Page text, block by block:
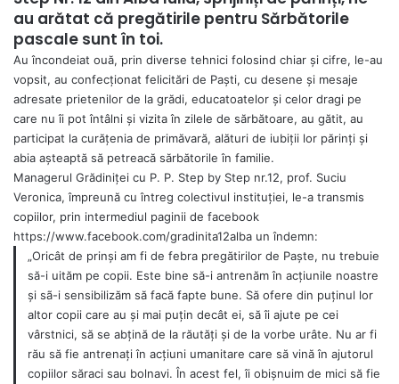
au arătat că pregătirile pentru Sărbătorile
pascale sunt în toi.
Au încondeiat ouă, prin diverse tehnici folosind chiar şi cifre, le-au
vopsit, au confecționat felicitări de Paşti, cu desene şi mesaje
adresate prietenilor de la grădi, educatoatelor şi celor dragi pe
care nu îi pot întâlni şi vizita în zilele de sărbătoare, au gătit, au
participat la curățenia de primăvară, alături de iubiții lor părinți și
abia așteaptă să petreacă sărbătorile în familie.
Managerul Grădiniței cu P. P. Step by Step nr.12, prof. Suciu
Veronica, împreună cu întreg colectivul instituției, le-a transmis
copiilor, prin intermediul paginii de facebook
https://www.facebook.com/gradinita12alba un îndemn:
„Oricât de prinşi am fi de febra pregătirilor de Paşte, nu trebuie
să-i uităm pe copii. Este bine să-i antrenăm în acțiunile noastre
şi sã-i sensibilizăm să facă fapte bune. Să ofere din puținul lor
altor copii care au şi mai puțin decât ei, să îi ajute pe cei
vârstnici, să se abțină de la răutăți şi de la vorbe urâte. Nu ar fi
rău să fie antrenați în acțiuni umanitare care să vină în ajutorul
copiilor săraci sau bolnavi. În acest fel, îi obişnuim de mici să fie